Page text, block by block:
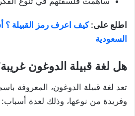
اطلع على:كيف اعرف رمز القبيلة ؟
السعودية
هل لغة قبيلة الدوغون
تعد لغة قبيلة الدوغون، المعروفة
وفريدة من نوعها، وذلك لعدة أسباب: